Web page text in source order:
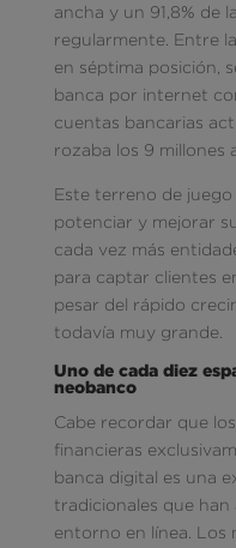
ancha y un 91,8% de
regularmente. Entre
en séptima posición,
banca por internet
cuentas bancarias
rozaba los 9 millones
Este terreno de
potenciar y mejorar
cada vez más
para captar clientes
pesar del rápido
todavía muy grande.
Uno de cada diez
neobanco
Cabe recordar que
financieras
banca digital es una
tradicionales que han
entorno en línea. Los